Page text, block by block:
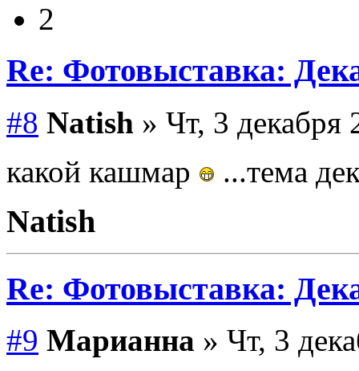
2
Re: Фотовыставка:
#8 Natish » Чт, 3 декабря
какой кашмар
...тема
Natish
Re: Фотовыставка:
#9 Марианна » Чт, 3